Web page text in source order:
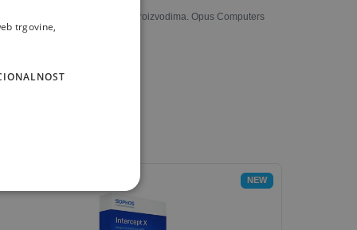
odgovarati stvarnim proizvodima. Opus Computers
NEW
trgovine,